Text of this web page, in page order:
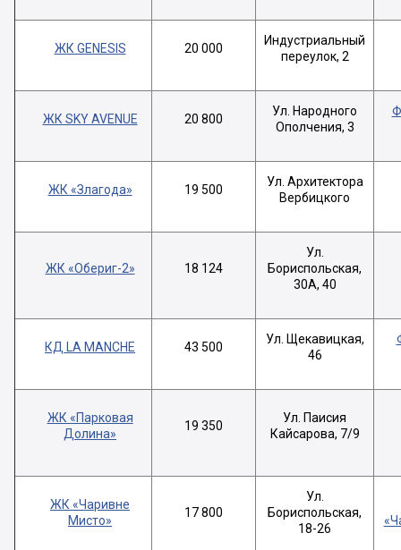
ЖК GENESIS 20 000
Индустриальный
переулок, 2
ЖК SKY AVENUE 20 800
Ул. Народного
Ополчения, 3
ЖК «Злагода» 19 500
Ул. Архитектора
Вербицкого
ЖК «Обериг-2» 18 124
Ул.
Бориспольская,
30А, 40
КД LA MANCHE 43 500
Ул. Щекавицкая,
46
ЖК «Парковая
Долина»
19 350
Ул. Паисия
Кайсарова, 7/9
ЖК «Чаривне
Мисто»
17 800
Ул.
Бориспольская,
18-26